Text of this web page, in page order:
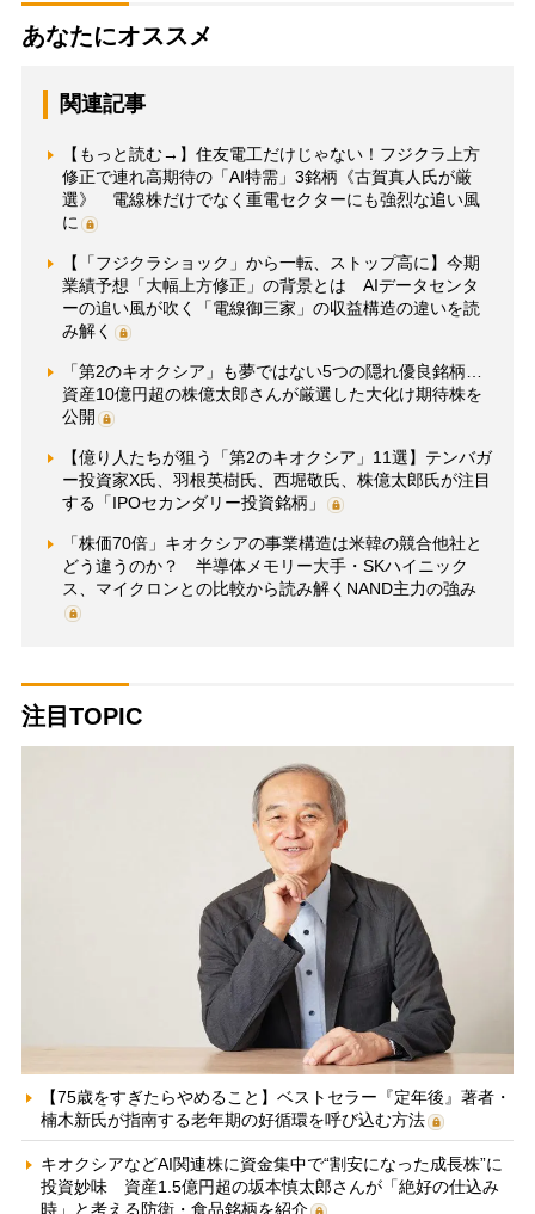
あなたにオススメ
関連記事
【もっと読む→】住友電工だけじゃない！フジクラ上方
修正で連れ高期待の「AI特需」3銘柄《古賀真人氏が厳
選》 電線株だけでなく重電セクターにも強烈な追い風
に
【「フジクラショック」から一転、ストップ高に】今期
業績予想「大幅上方修正」の背景とは AIデータセンタ
ーの追い風が吹く「電線御三家」の収益構造の違いを読
み解く
「第2のキオクシア」も夢ではない5つの隠れ優良銘柄…
資産10億円超の株億太郎さんが厳選した大化け期待株を
公開
【億り人たちが狙う「第2のキオクシア」11選】テンバガ
ー投資家X氏、羽根英樹氏、西堀敬氏、株億太郎氏が注目
する「IPOセカンダリー投資銘柄」
「株価70倍」キオクシアの事業構造は米韓の競合他社と
どう違うのか？ 半導体メモリー大手・SKハイニック
ス、マイクロンとの比較から読み解くNAND主力の強み
注目TOPIC
【75歳をすぎたらやめること】ベストセラー『定年後』著者・
楠木新氏が指南する老年期の好循環を呼び込む方法
キオクシアなどAI関連株に資金集中で“割安になった成長株”に
投資妙味 資産1.5億円超の坂本慎太郎さんが「絶好の仕込み
時」と考える防衛・食品銘柄を紹介